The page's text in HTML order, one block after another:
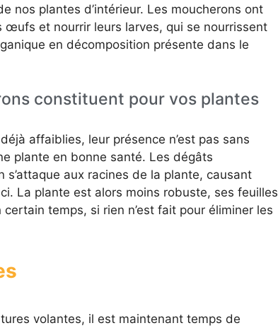
nos plantes d’intérieur. Les moucherons ont
et nourrir leurs larves, qui se nourrissent
en décomposition présente dans le
constituent pour vos plantes
affaiblies, leur présence n’est pas sans
plante en bonne santé. Les dégâts
aux racines de la plante, causant
La plante est alors moins robuste, ses feuilles
temps, si rien n’est fait pour éliminer les
volantes, il est maintenant temps de